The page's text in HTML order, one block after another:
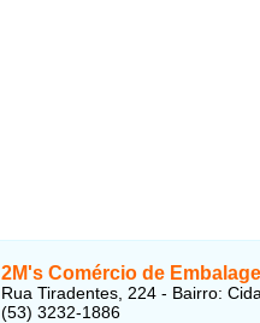
2M's Comércio de
Rua Tiradentes, 224 - Bairro:
(53) 3232-1886